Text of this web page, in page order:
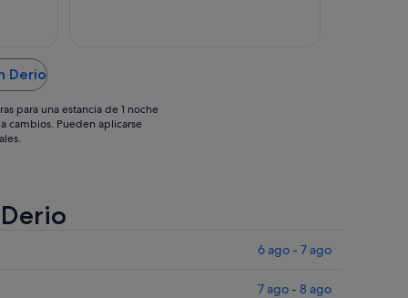
Derio
para una estancia de 1 noche
cambios. Pueden aplicarse
6 ago - 7 ago
7 ago - 8 ago